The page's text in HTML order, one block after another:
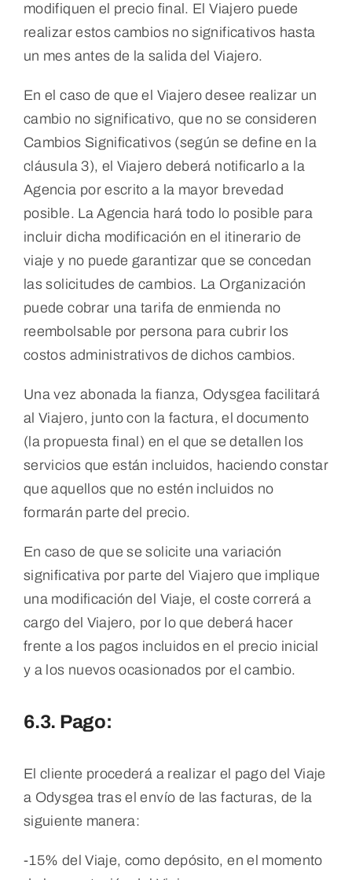
modifiquen el precio final. El Viajero puede
realizar estos cambios no significativos hasta
un mes antes de la salida del Viajero.
En el caso de que el Viajero desee realizar un
cambio no significativo, que no se consideren
Cambios Significativos (según se define en la
cláusula 3), el Viajero deberá notificarlo a la
Agencia por escrito a la mayor brevedad
posible. La Agencia hará todo lo posible para
incluir dicha modificación en el itinerario de
viaje y no puede garantizar que se concedan
las solicitudes de cambios. La Organización
puede cobrar una tarifa de enmienda no
reembolsable por persona para cubrir los
costos administrativos de dichos cambios.
Una vez abonada la fianza, Odysgea facilitará
al Viajero, junto con la factura, el documento
(la propuesta final) en el que se detallen los
servicios que están incluidos, haciendo constar
que aquellos que no estén incluidos no
formarán parte del precio.
En caso de que se solicite una variación
significativa por parte del Viajero que implique
una modificación del Viaje, el coste correrá a
cargo del Viajero, por lo que deberá hacer
frente a los pagos incluidos en el precio inicial
y a los nuevos ocasionados por el cambio.
6.3. Pago:
El cliente procederá a realizar el pago del Viaje
a Odysgea tras el envío de las facturas, de la
siguiente manera:
-15% del Viaje, como depósito, en el momento